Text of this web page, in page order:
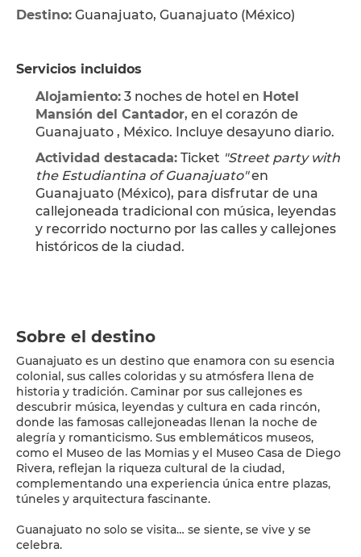
Destino: Guanajuato, Guanajuato (México)
Servicios incluidos
Alojamiento: 3 noches de hotel en Hotel
Mansión del Cantador, en el corazón de
Guanajuato , México. Incluye desayuno diario.
Actividad destacada: Ticket "Street party with
the Estudiantina of Guanajuato" en
Guanajuato (México), para disfrutar de una
callejoneada tradicional con música, leyendas
y recorrido nocturno por las calles y callejones
históricos de la ciudad.
Sobre el destino
Guanajuato es un destino que enamora con su esencia
colonial, sus calles coloridas y su atmósfera llena de
historia y tradición. Caminar por sus callejones es
descubrir música, leyendas y cultura en cada rincón,
donde las famosas callejoneadas llenan la noche de
alegría y romanticismo. Sus emblemáticos museos,
como el Museo de las Momias y el Museo Casa de Diego
Rivera, reflejan la riqueza cultural de la ciudad,
complementando una experiencia única entre plazas,
túneles y arquitectura fascinante.
Guanajuato no solo se visita… se siente, se vive y se
celebra.